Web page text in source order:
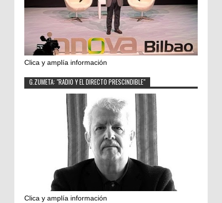
Clica y amplía información
G.ZUMETA: "RADIO Y EL DIRECTO PRESCINDIBLE"
Clica y amplía información